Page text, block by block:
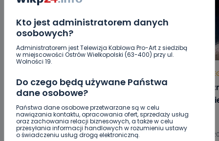
Kto jest administratorem danych
osobowych?
Administratorem jest Telewizja Kablowa Pro-Art z siedzibą
w miejscowości Ostrów Wielkopolski (63-400) przy ul.
Wolności 19.
Do czego będą używane Państwa
dane osobowe?
Państwa dane osobowe przetwarzane są w celu
nawiązania kontaktu, opracowania ofert, sprzedaży usług
oraz zachowania relacji biznesowych, a także w celu
przesyłania informacji handlowych w rozumieniu ustawy
o świadczeniu usług drogą elektroniczną.
Czy aquapark w Ostrowie powinien
07.08.2026 15:10